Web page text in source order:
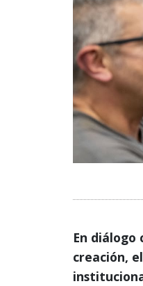
En diálogo
creación,